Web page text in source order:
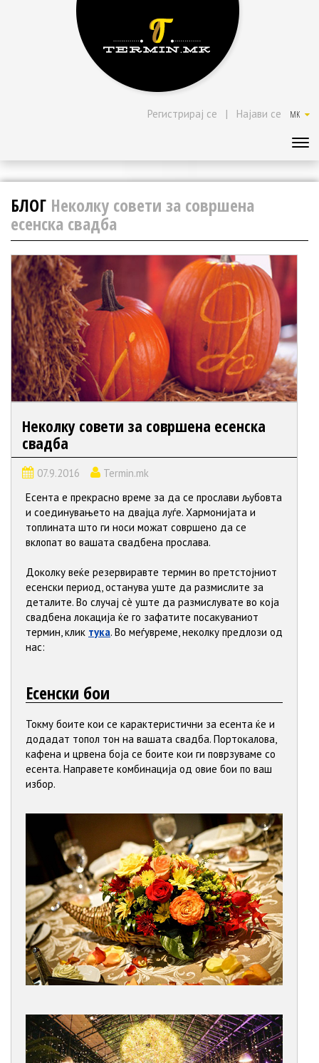
MK
Најави се
|
Регистрирај се
БЛОГ Неколку совети за совршена
есенска свадба
Неколку совети за совршена есенска
свадба
07.9.2016
Termin.mk
Есента е прекрасно време за да се прослави љубовта
и соединувањето на двајца луѓе. Хармонијата и
топлината што ги носи можат совршено да се
вклопат во вашата свадбена прослава.
Доколку веќе резервиравте термин во претстојниот
есенски период, останува уште да размислите за
деталите. Во случај сè уште да размислувате во која
свадбена локација ќе го зафатите посакуваниот
термин, клик тука. Во меѓувреме, неколку предлози од
нас:
Есенски бои
Токму боите кои се карактеристични за есента ќе и
додадат топол тон на вашата свадба. Портокалова,
кафена и црвена боја се боите кои ги поврзуваме со
есента. Направете комбинација од овие бои по ваш
избор.